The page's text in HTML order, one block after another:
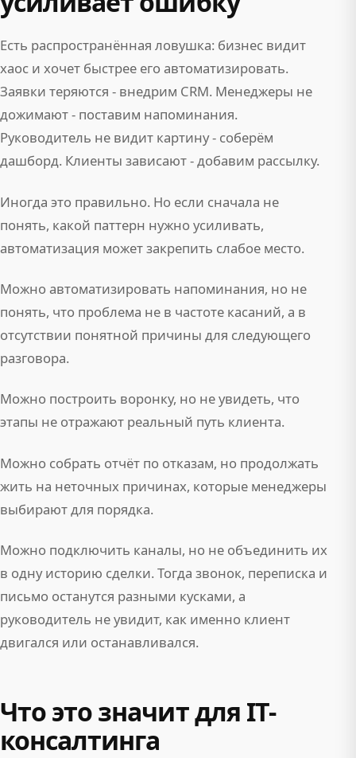
Есть распространённая ловушка: бизнес видит
хаос и хочет быстрее его автоматизировать.
Заявки теряются - внедрим CRM. Менеджеры не
дожимают - поставим напоминания.
Руководитель не видит картину - соберём
дашборд. Клиенты зависают - добавим рассылку.
Иногда это правильно. Но если сначала не
понять, какой паттерн нужно усиливать,
автоматизация может закрепить слабое место.
Можно автоматизировать напоминания, но не
понять, что проблема не в частоте касаний, а в
отсутствии понятной причины для следующего
разговора.
Можно построить воронку, но не увидеть, что
этапы не отражают реальный путь клиента.
Можно собрать отчёт по отказам, но продолжать
жить на неточных причинах, которые менеджеры
выбирают для порядка.
Можно подключить каналы, но не объединить их
в одну историю сделки. Тогда звонок, переписка и
письмо останутся разными кусками, а
руководитель не увидит, как именно клиент
двигался или останавливался.
Что это значит для IT-
консалтинга